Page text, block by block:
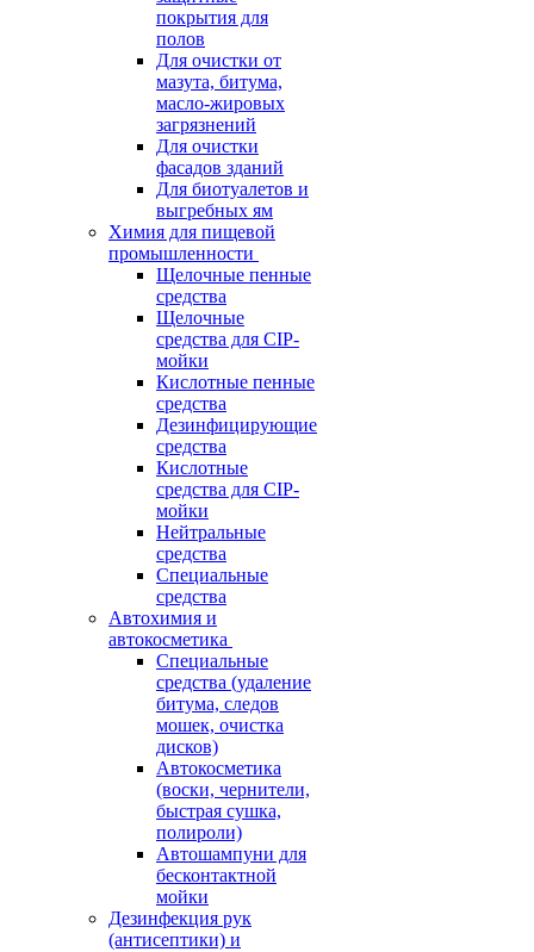
покрытия для
полов
Для очистки от
мазута, битума,
масло-жировых
загрязнений
Для очистки
фасадов зданий
Для биотуалетов и
выгребных ям
Химия для пищевой
промышленности
Щелочные пенные
средства
Щелочные
средства для CIP-
мойки
Кислотные пенные
средства
Дезинфицирующие
средства
Кислотные
средства для CIP-
мойки
Нейтральные
средства
Специальные
средства
Автохимия и
автокосметика
Специальные
средства (удаление
битума, следов
мошек, очистка
дисков)
Автокосметика
(воски, чернители,
быстрая сушка,
полироли)
Автошампуни для
бесконтактной
мойки
Дезинфекция рук
(антисептики) и